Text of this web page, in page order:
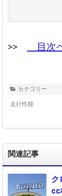
>> 目次
カテゴリー
走行性能
関連記事
ク
cc